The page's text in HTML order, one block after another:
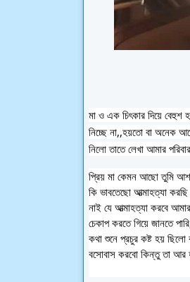
মা ও এক চিৎকার দিয়ে বেহুশ
নিচ্ছে না,,হয়তো বা অনেক
নিলো তাতে লেখা আমার
প্রিয় মা কেমন আছো তুমি
কি ভাবতেছো আত্মাহত্যা
নাই যে আত্মাহত্যা করবে
চেকাপ করতে গিয়ে জানতে
কথা শুনে প্রচুর কষ্ট হয়
বসোবাস করবো কিন্তু তা আর